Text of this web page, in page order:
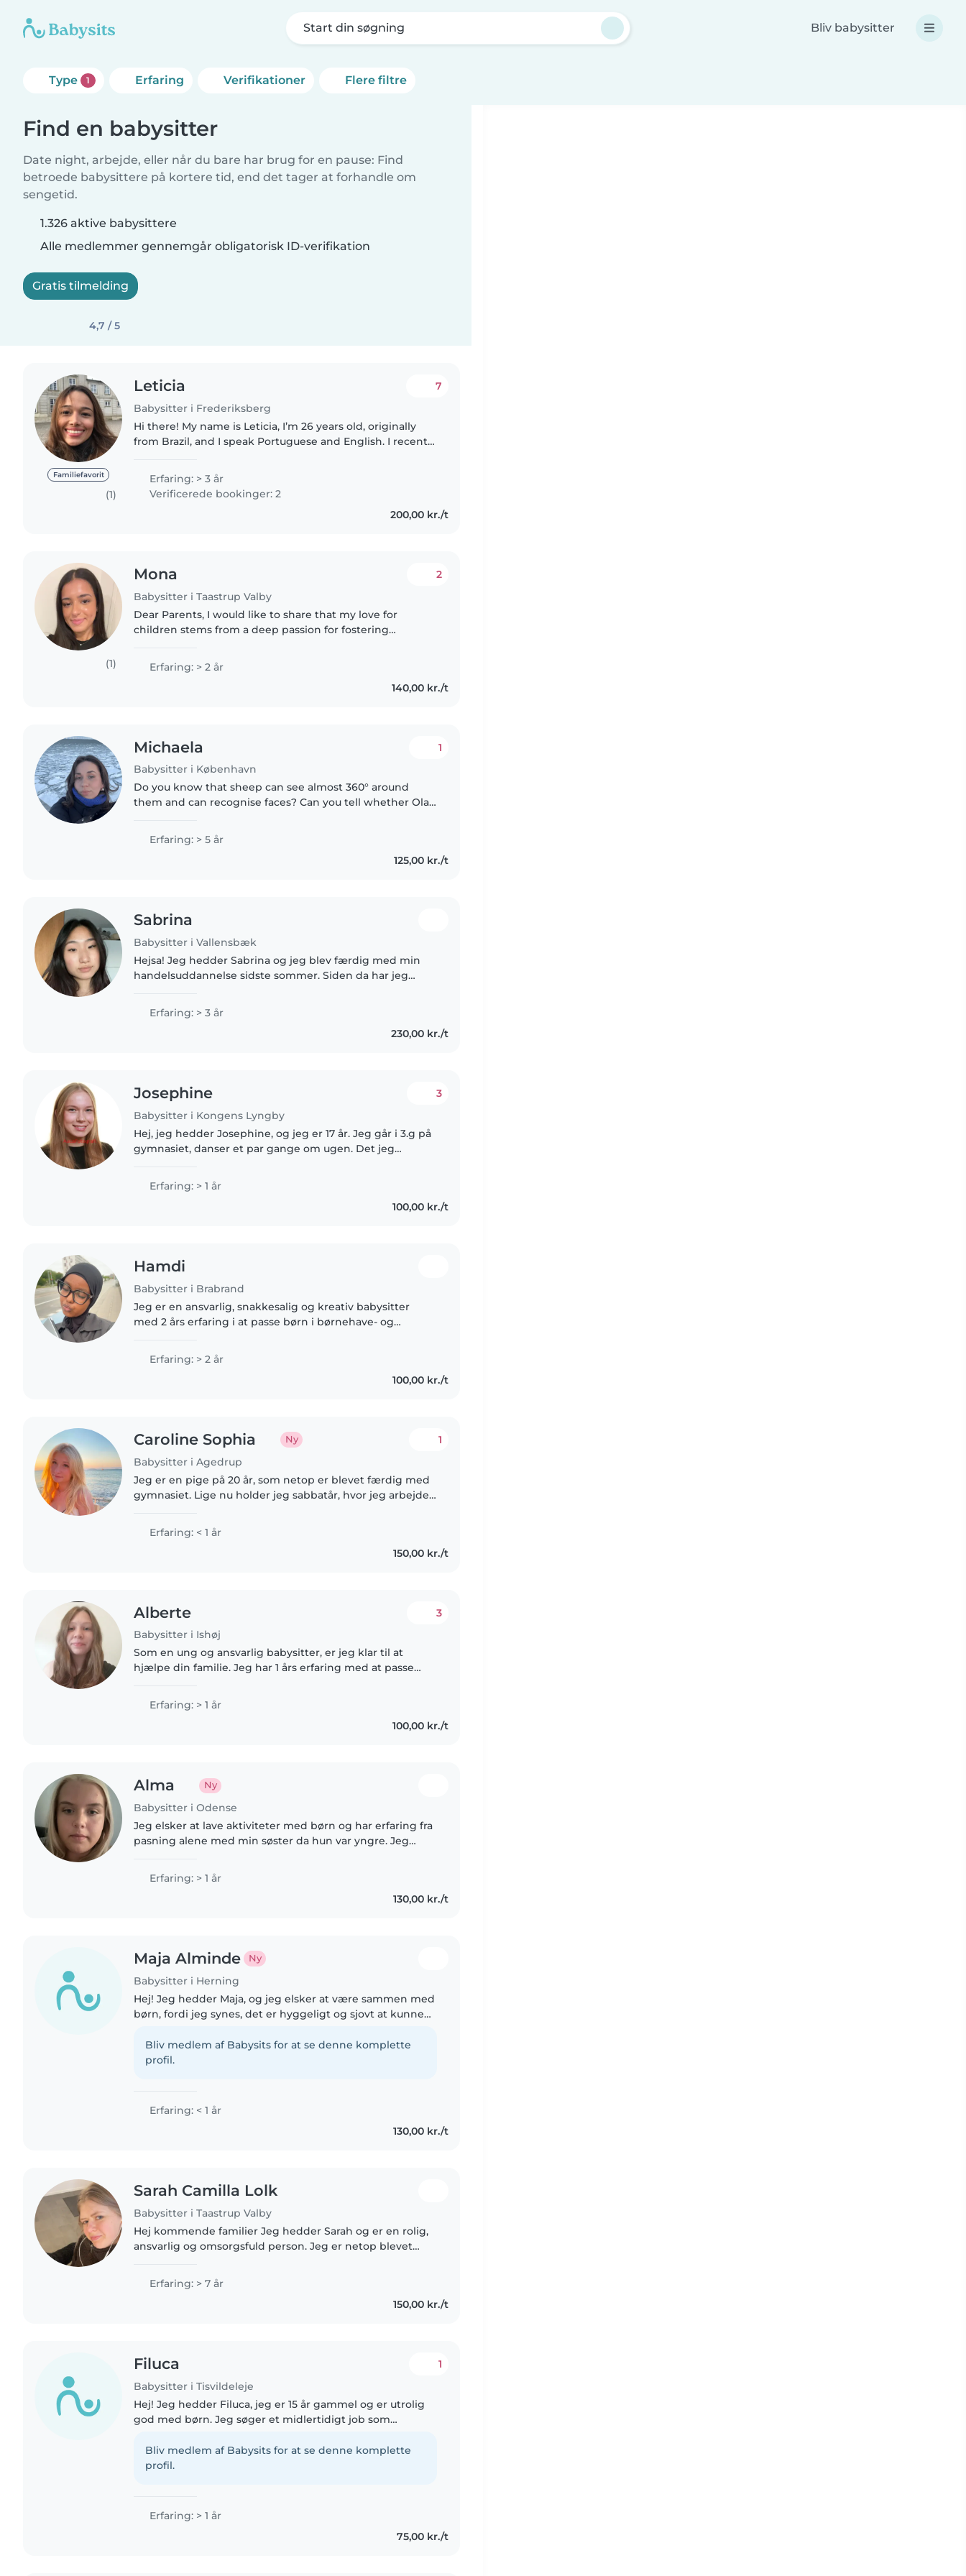
Start din søgning Bliv babysitter
Type 1 Erfaring Verifikationer Flere filtre
Find en babysitter
Date night, arbejde, eller når du bare har brug for en pause: Find
betroede babysittere på kortere tid, end det tager at forhandle om
sengetid.
1.326 aktive babysittere
Alle medlemmer gennemgår obligatorisk ID-verifikation
Gratis tilmelding
4,7 / 5
Familiefavorit
(1)
Leticia
Babysitter i Frederiksberg
7
Hi there! My name is Leticia, I’m 26 years old, originally
from Brazil, and I speak Portuguese and English. I recently
years, I’ve..
Erfaring: > 3 år
Verificerede bookinger: 2
200,00 kr./t
(1)
Mona
Babysitter i Taastrup Valby
2
Dear Parents, I would like to share that my love for
children stems from a deep passion for fostering
experience caring for children,..
Erfaring: > 2 år
140,00 kr./t
Michaela
Babysitter i København
1
Do you know that sheep can see almost 360° around
them and can recognise faces? Can you tell whether Olaf
more fun animal..
Erfaring: > 5 år
125,00 kr./t
Sabrina
Babysitter i Vallensbæk
Hejsa! Jeg hedder Sabrina og jeg blev færdig med min
handelsuddannelse sidste sommer. Siden da har jeg
noget nyt. Jeg er..
Erfaring: > 3 år
230,00 kr./t
Josephine
Babysitter i Kongens Lyngby
3
Hej, jeg hedder Josephine, og jeg er 17 år. Jeg går i 3.g på
gymnasiet, danser et par gange om ugen. Det jeg
nyder at være..
Erfaring: > 1 år
100,00 kr./t
Hamdi
Babysitter i Brabrand
Jeg er en ansvarlig, snakkesalig og kreativ babysitter
med 2 års erfaring i at passe børn i børnehave- og
pligter og hjælp til..
Erfaring: > 2 år
100,00 kr./t
Caroline Sophia Ny
Babysitter i Agedrup
1
Jeg er en pige på 20 år, som netop er blevet færdig med
gymnasiet. Lige nu holder jeg sabbatår, hvor jeg arbejder,
Erfaring: < 1 år
150,00 kr./t
Alberte
Babysitter i Ishøj
3
Som en ung og ansvarlig babysitter, er jeg klar til at
hjælpe din familie. Jeg har 1 års erfaring med at passe
kan hjælpe med..
Erfaring: > 1 år
100,00 kr./t
Alma Ny
Babysitter i Odense
Jeg elsker at lave aktiviteter med børn og har erfaring fra
pasning alene med min søster da hun var yngre. Jeg
skabe sjove og trygge..
Erfaring: > 1 år
130,00 kr./t
Maja Alminde Ny
Babysitter i Herning
Hej! Jeg hedder Maja, og jeg elsker at være sammen med
børn, fordi jeg synes, det er hyggeligt og sjovt at kunne
dem. Jeg er en..
Bliv medlem af Babysits for at se denne komplette
profil.
Erfaring: < 1 år
130,00 kr./t
Sarah Camilla Lolk
Babysitter i Taastrup Valby
Hej kommende familier Jeg hedder Sarah og er en rolig,
ansvarlig og omsorgsfuld person. Jeg er netop blevet
at arbejde med børn..
Erfaring: > 7 år
150,00 kr./t
Filuca
Babysitter i Tisvildeleje
1
Hej! Jeg hedder Filuca, jeg er 15 år gammel og er utrolig
god med børn. Jeg søger et midlertidigt job som
særlig meget stabilitet..
Bliv medlem af Babysits for at se denne komplette
profil.
Erfaring: > 1 år
75,00 kr./t